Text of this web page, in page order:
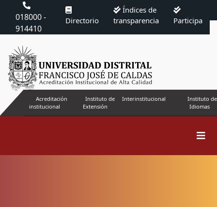
018000 -
914410
Directorio
Índices de
transparencia
Participa
Acreditación
institucional
Instituto de
Extensión
Interinstitucional
Instituto de
Idiomas